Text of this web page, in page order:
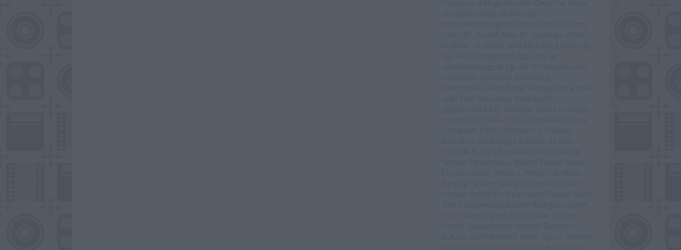
Deadpool a Megtorló ellen Depeche Mode
disztópia Dmitry Glukhovsky
dokumentumregény Domján József Donny
Cates
Dr. Aszódi Attila Dr. Szatmáry Zoltán
Drakula – A vámpír átka Ébredés
Egérőrség
Egy élet a bolygónkon Egy elme az
örökkévalóságnak Egy ifjú természettudós
történetei
elbeszélő költemény
Elektronikus állam Életjel életrajz Élet a halál
után Élise Rousseau Elképesztő
egyiptomiak Elli H. Radinger Eltűnt országok
nyomában (1840–1970)
Erdei kalauz Erica
Carracedo
Erich Sommer Eric Chaline
Érkezés a sötétségbe Érkezés és más
novellák Európa Könyvkiadó evolúció
Fák
fantasy Fantasztikus életem Farkas Balázs
Fecske-torony Fekete I. Alfonz Fido Nesti
Fighting Fantasy földrajz Foxwood összes
meséje Fraktál Fred Van Lente Fumax Kiadó
GABO Könyvkiadó
Gabriel Rodríguez
Garth
Ennis
Gaura Ágnes Geoff Shaw
George
Orwell
Gianumberto Accinelli
Gondolin
bukása
Gyémántfelhő Kiadó
Gyuris Norbert
Gyurkovics Györgyi hadtörténet Harmath